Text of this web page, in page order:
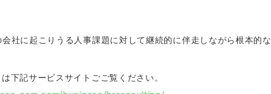
会社に起こりうる人事課題に対して継続的に伴走しながら根本的な
下記サービスサイトごご覧ください。